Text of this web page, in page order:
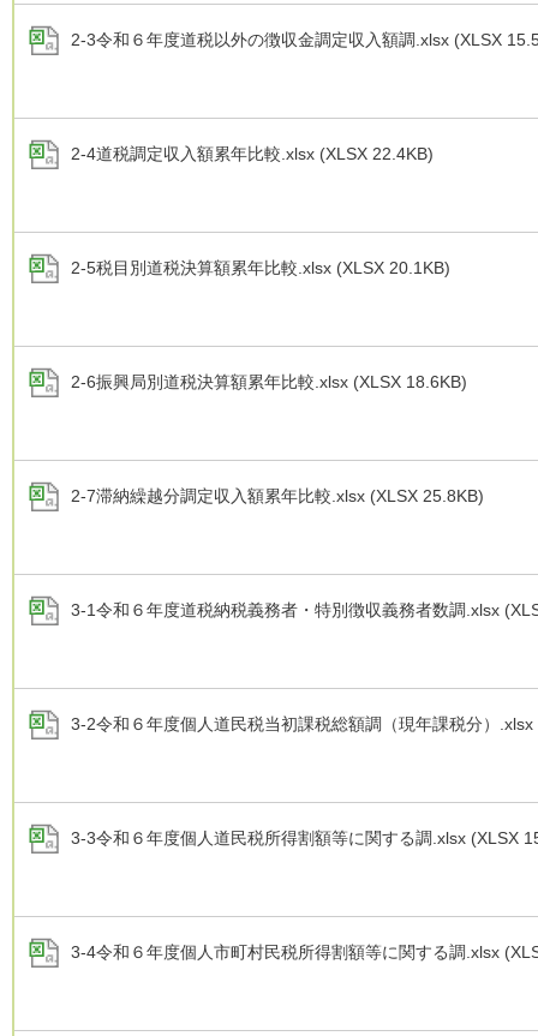
2-3令和６年度道税以外の徴収金調定収入額調.xlsx (XLSX
2-4道税調定収入額累年比較.xlsx (XLSX 22.4KB)
2-5税目別道税決算額累年比較.xlsx (XLSX 20.1KB)
2-6振興局別道税決算額累年比較.xlsx (XLSX 18.6KB)
2-7滞納繰越分調定収入額累年比較.xlsx (XLSX 25.8KB)
3-1令和６年度道税納税義務者・特別徴収義務者数調.xlsx
3-2令和６年度個人道民税当初課税総額調（現年課税分）
3-3令和６年度個人道民税所得割額等に関する調.xlsx (XLSX
3-4令和６年度個人市町村民税所得割額等に関する調.xlsx